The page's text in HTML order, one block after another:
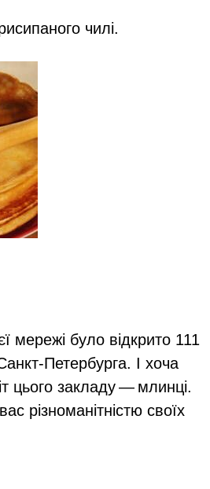
чилі.
мережі було відкрито 111
Петербурга. І хоча
цього закладу — млинці.
різноманітністю своїх